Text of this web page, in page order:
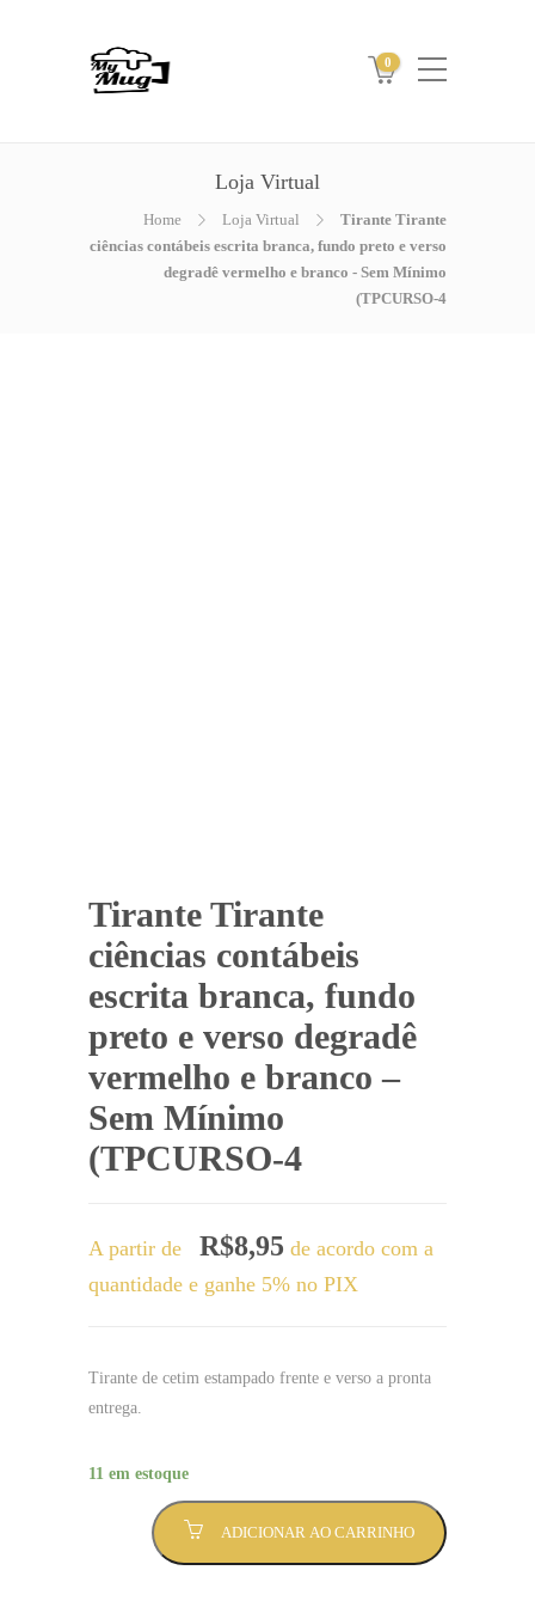
0
Loja Virtual
Home Loja Virtual
Tirante Tirante
ciências contábeis escrita branca, fundo preto e verso
degradê vermelho e branco - Sem Mínimo
(TPCURSO-4
Tirante Tirante
ciências contábeis
escrita branca, fundo
preto e verso degradê
vermelho e branco –
Sem Mínimo
(TPCURSO-4
A partir de R$8,95 de acordo com a
quantidade e ganhe 5% no PIX
Tirante de cetim estampado frente e verso a pronta
entrega.
11 em estoque
ADICIONAR AO CARRINHO